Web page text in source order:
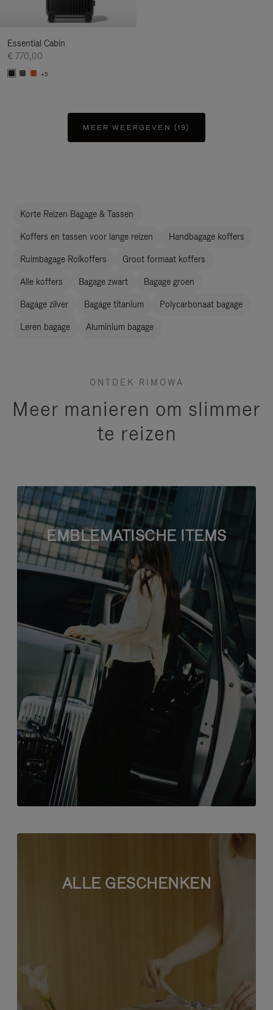
Essential Cabin
€ 770,00
+5
MEER WEERGEVEN (19)
Korte Reizen Bagage & Tassen
Koffers en tassen voor lange reizen Handbagage koffers
Ruimbagage Rolkoffers Groot formaat koffers
Alle koffers Bagage zwart Bagage groen
Bagage zilver Bagage titanium Polycarbonaat bagage
Leren bagage Aluminium bagage
ONTDEK RIMOWA
Meer manieren om slimmer
te reizen
EMBLEMATISCHE ITEMS
ALLE GESCHENKEN